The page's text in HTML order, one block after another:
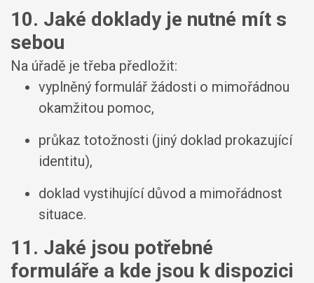
10. Jaké doklady je nutné mít s
sebou
Na úřadě je třeba předložit:
vyplněný formulář žádosti o mimořádnou
okamžitou pomoc,
průkaz totožnosti (jiný doklad prokazující
identitu),
doklad vystihující důvod a mimořádnost
situace.
11. Jaké jsou potřebné
formuláře a kde jsou k dispozici